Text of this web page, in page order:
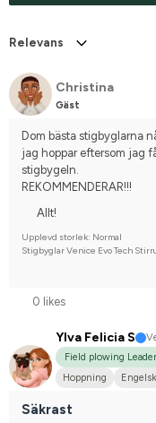
Relevans
Christina
Gäst
Dom bästa stigbyglarna
jag hoppar eftersom jag
stigbygeln.
REKOMMENDERAR!!!
Allt!
Upplevd storlek: Normal
Stigbyglar Venice Evo Tech
0 likes
Ylva Felicia S
Field plowing Leader
Hoppning
Säkrast